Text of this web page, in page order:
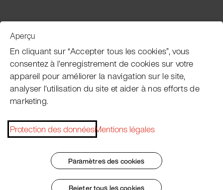
Service clientèle
Subscribe Pacojet Newsletter
Would you like to be regularly updated on news, event
Aperçu
En cliquant sur “Accepter tous les cookies”, vous
consentez à l'enregistrement de cookies sur votre
appareil pour améliorer la navigation sur le site,
analyser l'utilisation du site et aider à nos efforts de
marketing.
Protection des donnéesMentions légales
Paramètres des cookies
Rejeter tous les cookies